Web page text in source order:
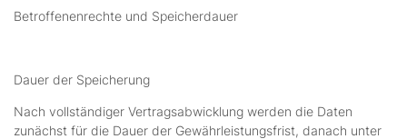
Betroffenenrechte und Speicherdauer
Dauer der Speicherung
Nach vollständiger Vertragsabwicklung werden die Daten
zunächst für die Dauer der Gewährleistungsfrist, danach unter